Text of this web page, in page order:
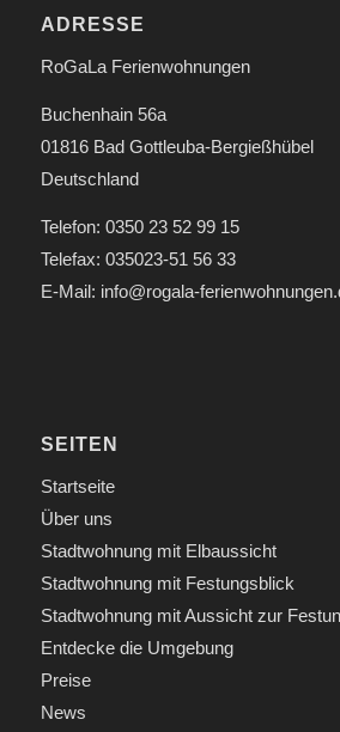
ADRESSE
RoGaLa Ferienwohnungen
Buchenhain 56a
01816 Bad Gottleuba-Bergießhübel
Deutschland
Telefon: 0350 23 52 99 15
Telefax: 035023-51 56 33
E-Mail: info@rogala-
SEITEN
Startseite
Über uns
Stadtwohnung mit Elbaussicht
Stadtwohnung mit Festungsblick
Stadtwohnung mit Aussicht zur
Entdecke die Umgebung
Preise
News